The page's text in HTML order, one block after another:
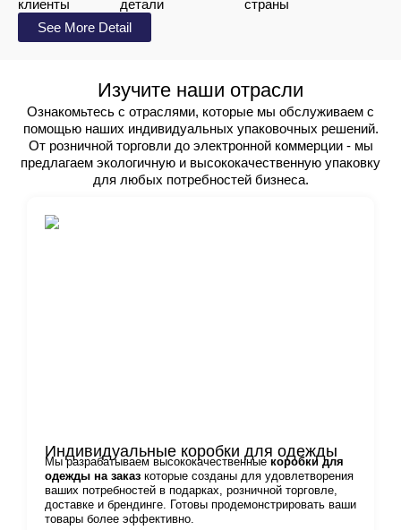
брендинга, чтобы создать
уникальное впечатление от
почтовые ящики изготавливаются
из перерабатываемых и
биоразлагаемых материалов,
поддерживаяустойчивое развитие
упаковочные решения.
разработаны таким образом, чтобы
выдерживать погрузочно-разгрузочные
работы и транспортировку, предотвращая
повреждение вложенных в них предметов.
Гофрированные слои обеспечивают
клиенты детали
страны
See More Detail
Изучите наши отрасли
Ознакомьтесь с отраслями, которые мы обслуживаем с
помощью наших индивидуальных упаковочных решений.
От розничной торговли до электронной коммерции - мы
предлагаем экологичную и высококачественную упаковку
для любых потребностей бизнеса.
Индивидуальные коробки для одежды
Мы разрабатываем высококачественные коробки для
одежды на заказ которые созданы для удовлетворения
ваших потребностей в подарках, розничной торговле,
доставке и брендинге. Готовы продемонстрировать ваши
товары более эффективно.